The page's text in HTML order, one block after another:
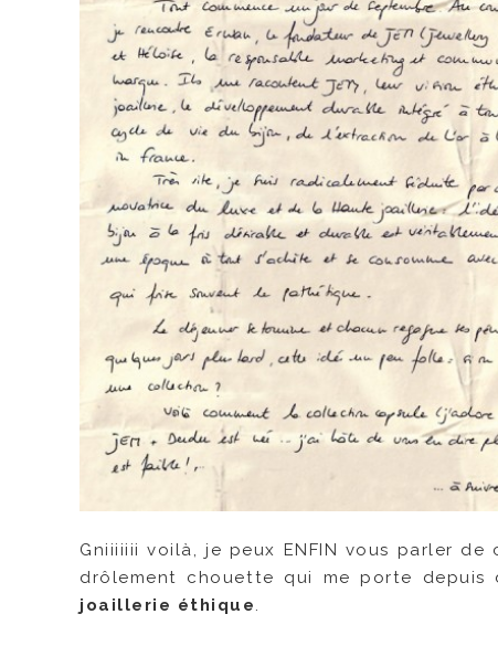
Gniiiiiii voilà, je peux ENFIN vous parler
drôlement chouette qui me porte depuis
joaillerie éthique.